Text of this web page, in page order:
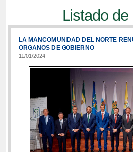
Listado de
LA MANCOMUNIDAD DEL NORTE
ORGANOS DE GOBIERNO
11/01/2024